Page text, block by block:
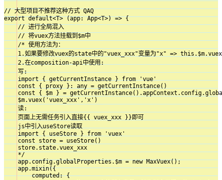
// 大型项目不推荐这种方式 QAQ
export default<T> (app: App<T>) => {
    // 进行全局混入
    // 将vuex方法挂载到$m中
    /* 使用方法为：
1.如果要修改vuex的state中的"vuex_xxx"变量为"x" =>
    2.在composition-api中使用:
    写:
    import { getCurrentInstance } from 'vue'
    const { proxy }: any = getCurrentInstance()
const { $m } =
    $m.vuex('vuex_xxx','x')
    读:
    页面上无需任务引入直接{{ vuex_xxx }}即可
    js中引入useStore读取
    import { useStore } from 'vuex'
    const store = useStore()
    store.state.vuex_xxx
    */
    app.config.globalProperties.$m = new MaxVuex();
    app.mixin({
        computed: {